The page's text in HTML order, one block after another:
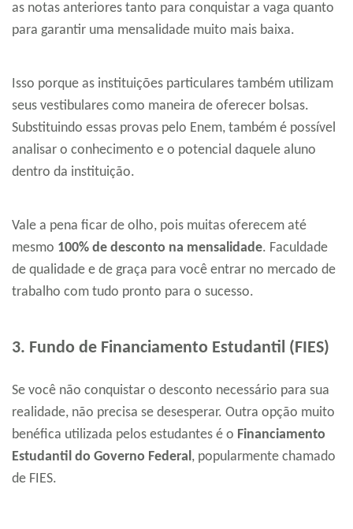
as notas anteriores tanto para conquistar a vaga quanto
para garantir uma mensalidade muito mais baixa.
Isso porque as instituições particulares também utilizam
seus vestibulares como maneira de oferecer bolsas.
Substituindo essas provas pelo Enem, também é possível
analisar o conhecimento e o potencial daquele aluno
dentro da instituição.
Vale a pena ficar de olho, pois muitas oferecem até
mesmo 100% de desconto na mensalidade. Faculdade
de qualidade e de graça para você entrar no mercado de
trabalho com tudo pronto para o sucesso.
3. Fundo de Financiamento Estudantil (FIES)
Se você não conquistar o desconto necessário para sua
realidade, não precisa se desesperar. Outra opção muito
benéfica utilizada pelos estudantes é o Financiamento
Estudantil do Governo Federal, popularmente chamado
de FIES.